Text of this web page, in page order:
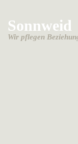
Sonnweid
Wir pflegen